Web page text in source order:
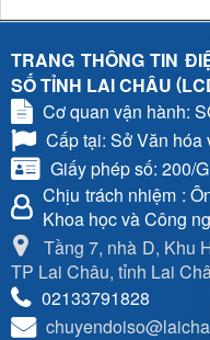
TRANG THÔNG TIN
SỐ TỈNH LAI CHÂU (
Cơ quan vận hành:
Cấp tại: Sở Văn
Giấy phép số: 200/
Chịu trách nhiệm :
Khoa học và Công
Tầng 7, nhà D, Khu
TP Lai Châu, tỉnh Lai
02133791828